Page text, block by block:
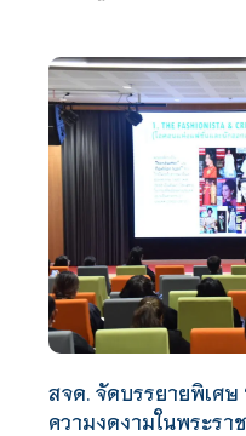
สจด. จัดบรรยายพิเศ
ความงดงามในพระร